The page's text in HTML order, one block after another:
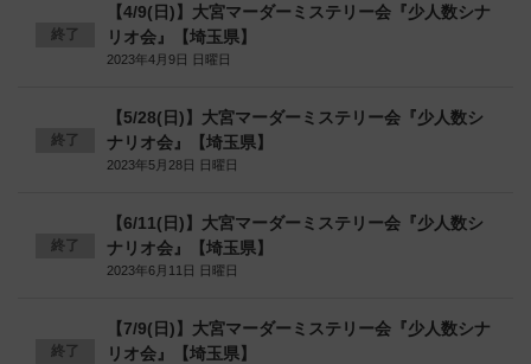
終了
【4/9(日)】大宮マーダーミステリー会『少人数シナ
リオ会』【埼玉県】
2023年4月9日 日曜日
終了
【5/28(日)】大宮マーダーミステリー会『少人数シ
ナリオ会』【埼玉県】
2023年5月28日 日曜日
終了
【6/11(日)】大宮マーダーミステリー会『少人数シ
ナリオ会』【埼玉県】
2023年6月11日 日曜日
終了
【7/9(日)】大宮マーダーミステリー会『少人数シナ
リオ会』【埼玉県】